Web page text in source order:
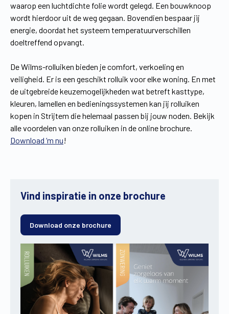
waarop een luchtdichte folie wordt gelegd. Een bouwknoop
wordt hierdoor uit de weg gegaan. Bovendien bespaar jij
energie, doordat het systeem temperatuurverschillen
doeltreffend opvangt.
De Wilms-rolluiken bieden je comfort, verkoeling en
veiligheid. Er is een geschikt rolluik voor elke woning. En met
de uitgebreide keuzemogelijkheden wat betreft kasttype,
kleuren, lamellen en bedieningssystemen kan jij rolluiken
kopen in Strijtem die helemaal passen bij jouw noden. Bekijk
alle voordelen van onze rolluiken in de online brochure.
Download ‘m nu!
Vind inspiratie in onze brochure
Download onze brochure